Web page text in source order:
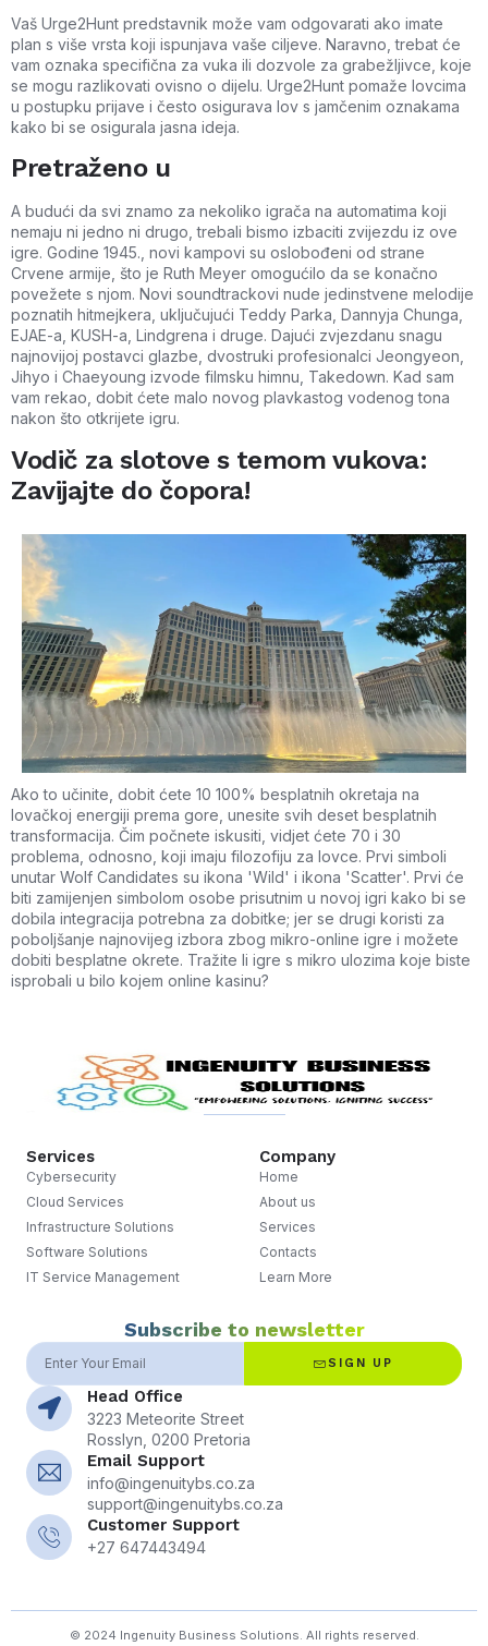
Vaš Urge2Hunt predstavnik može vam odgovarati ako imate
plan s više vrsta koji ispunjava vaše ciljeve. Naravno, trebat će
vam oznaka specifična za vuka ili dozvole za grabežljivce, koje
se mogu razlikovati ovisno o dijelu. Urge2Hunt pomaže lovcima
u postupku prijave i često osigurava lov s jamčenim oznakama
kako bi se osigurala jasna ideja.
Pretraženo u
A budući da svi znamo za nekoliko igrača na automatima koji
nemaju ni jedno ni drugo, trebali bismo izbaciti zvijezdu iz ove
igre. Godine 1945., novi kampovi su oslobođeni od strane
Crvene armije, što je Ruth Meyer omogućilo da se konačno
povežete s njom. Novi soundtrackovi nude jedinstvene melodije
poznatih hitmejkera, uključujući Teddy Parka, Dannyja Chunga,
EJAE-a, KUSH-a, Lindgrena i druge. Dajući zvjezdanu snagu
najnovijoj postavci glazbe, dvostruki profesionalci Jeongyeon,
Jihyo i Chaeyoung izvode filmsku himnu, Takedown. Kad sam
vam rekao, dobit ćete malo novog plavkastog vodenog tona
nakon što otkrijete igru.
Vodič za slotove s temom vukova:
Zavijajte do čopora!
Ako to učinite, dobit ćete 10 100% besplatnih okretaja na
lovačkoj energiji prema gore, unesite svih deset besplatnih
transformacija. Čim počnete iskusiti, vidjet ćete 70 i 30
problema, odnosno, koji imaju filozofiju za lovce. Prvi simboli
unutar Wolf Candidates su ikona 'Wild' i ikona 'Scatter'. Prvi će
biti zamijenjen simbolom osobe prisutnim u novoj igri kako bi se
dobila integracija potrebna za dobitke; jer se drugi koristi za
poboljšanje najnovijeg izbora zbog mikro-online igre i možete
dobiti besplatne okrete. Tražite li igre s mikro ulozima koje biste
isprobali u bilo kojem online kasinu?
Services
Cybersecurity
Cloud Services
Infrastructure Solutions
Software Solutions
IT Service Management
Company
Home
About us
Services
Contacts
Learn More
Subscribe to newsletter
SIGN UP
Head Office
3223 Meteorite Street
Rosslyn, 0200 Pretoria
Email Support
info@ingenuitybs.co.za
support@ingenuitybs.co.za
Customer Support
+27 647443494
© 2024 Ingenuity Business Solutions. All rights reserved.